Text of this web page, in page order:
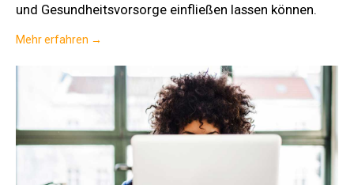
und Gesundheitsvorsorge einfließen lassen können.
Mehr erfahren →